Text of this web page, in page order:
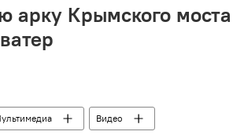
арку Крымского моста
Видео